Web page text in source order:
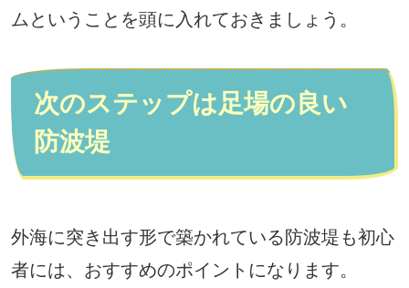
ムということを頭に入れておきましょう。
次のステップは足場の良い
防波堤
外海に突き出す形で築かれている防波堤も初心
者には、おすすめのポイントになります。